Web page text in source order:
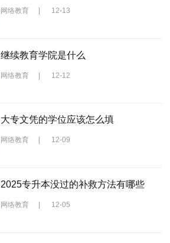
网络教育 | 12-13
继续教育学院是什么
网络教育 | 12-12
大专文凭的学位应该怎么填
网络教育 12-09
2025专升本没过的补救方法有哪些
网络教育 12-05